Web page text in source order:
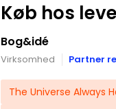
Køb hos
Bog&idé
Virksomhed Partner
The Universe Always